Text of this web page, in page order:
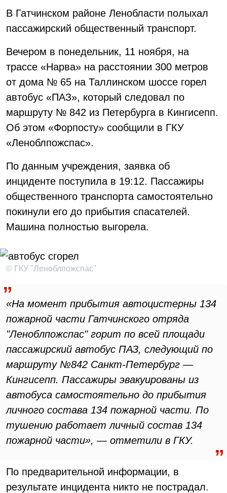
В Гатчинском районе Ленобласти полыхал
пассажирский общественный транспорт.
Вечером в понедельник, 11 ноября, на
трассе «Нарва» на расстоянии 300 метров
от дома № 65 на Таллинском шоссе горел
автобус «ПАЗ», который следовал по
маршруту № 842 из Петербурга в Кингисепп.
Об этом «Форпосту» сообщили в ГКУ
«Леноблпожспас».
По данным учреждения, заявка об
инциденте поступила в 19:12. Пассажиры
общественного транспорта самостоятельно
покинули его до прибытия спасателей.
Машина полностью выгорела.
© ГКУ "Леноблпожспас"
«На момент прибытия автоцистерны 134
пожарной части Гатчинского отряда
"Леноблпожспас" горит по всей площади
пассажирский автобус ПАЗ, следующий по
маршруту №842 Санкт-Петербург —
Кингисепп. Пассажиры эвакуированы из
автобуса самостоятельно до прибытия
личного состава 134 пожарной части. По
тушению работает личный состав 134
пожарной части», — отметили в ГКУ.
По предварительной информации, в
результате инцидента никто не пострадал.